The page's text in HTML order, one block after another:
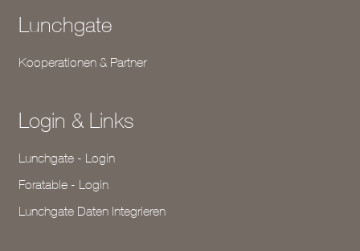
Lunchgate
Kooperationen & Partner
Login & Links
Lunchgate - Login
Foratable - Login
Lunchgate Daten Integrieren